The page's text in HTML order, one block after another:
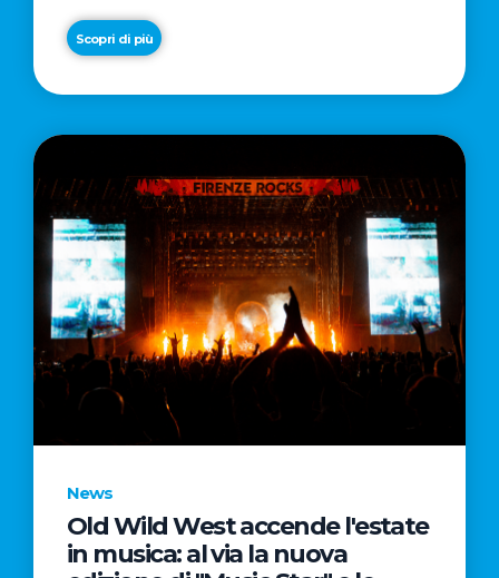
Scopri di più
News
Old Wild West accende l'estate
in musica: al via la nuova